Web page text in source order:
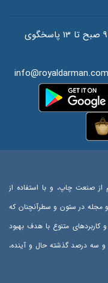
شنبه تا چهارشنبه 9 صبح تا 18 و پنجشنبه 9 صبح تا 13 پاسخگوی
info@royaldarman.com
از صنعت چاپ، و با استفاده از
و مجله در ستون و سطرآنچنان که
کاربردهای متنوع با هدف بهبود
و سه درصد گذشته حال و آینده،
نرم افزارها شناخت بیشتری را